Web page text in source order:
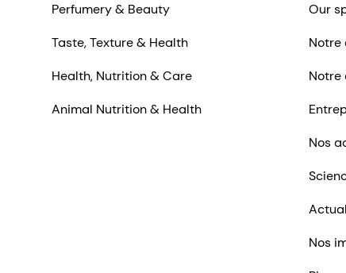
Perfumery & Beauty
Taste, Texture & Health
Health, Nutrition & Care
Animal Nutrition & Health
Our
Notre
Notre
Nos
Nos